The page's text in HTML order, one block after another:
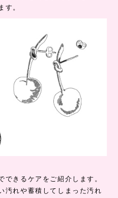
す。
できるケアをご紹介します。
汚れや蓄積してしまった汚れ